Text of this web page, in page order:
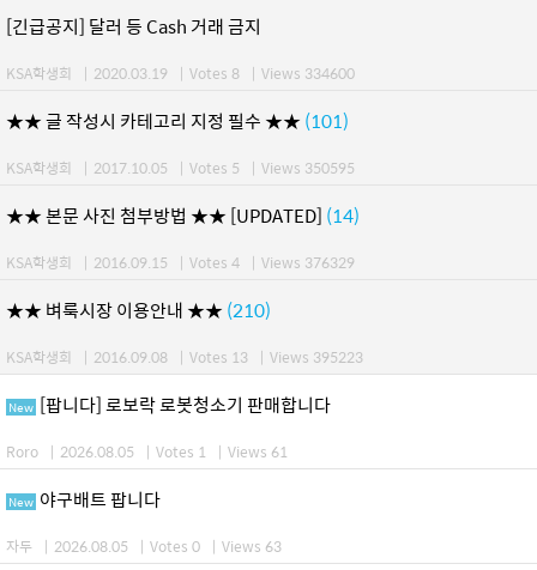
[긴급공지] 달러 등 Cash 거래 금지
KSA학생회 | 2020.03.19 | Votes 8 | Views 334600
★★ 글 작성시 카테고리 지정 필수 ★★ (101)
KSA학생회 | 2017.10.05 | Votes 5 | Views 350595
★★ 본문 사진 첨부방법 ★★ [UPDATED] (14)
KSA학생회 | 2016.09.15 | Votes 4 | Views 376329
★★ 벼룩시장 이용안내 ★★ (210)
KSA학생회 | 2016.09.08 | Votes 13 | Views 395223
New [팝니다] 로보락 로봇청소기 판매합니다
Roro | 2026.08.05 | Votes 1 | Views 61
New 야구배트 팝니다
자두 | 2026.08.05 | Votes 0 | Views 63